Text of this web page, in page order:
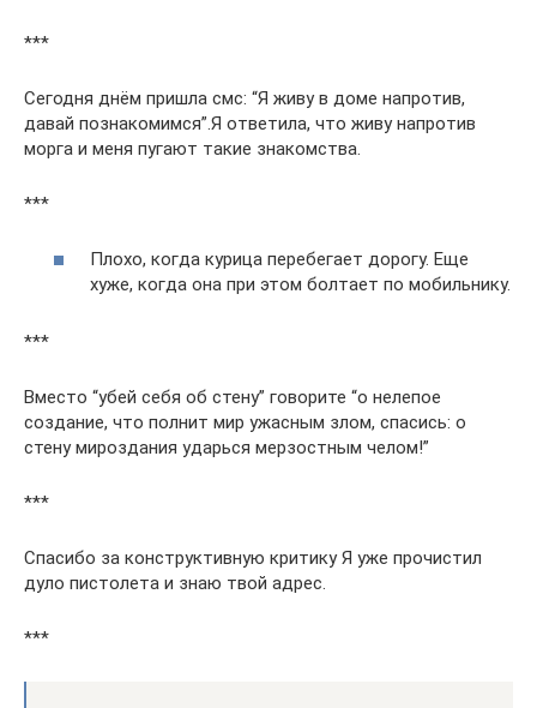
***
Cегодня днём пришла смс: “Я живу в доме напротив,
давай познакомимся”.Я ответила, что живу напротив
морга и меня пугают такие знакомства.
***
Плохо, когда курица перебегает дорогу. Еще
хуже, когда она при этом болтает по мобильнику.
***
Вместо “убей себя об стену” говорите “о нелепое
создание, что полнит мир ужасным злом, спасись: о
стену мироздания ударься мерзостным челом!”
***
Спасибо за конструктивную критику Я уже прочистил
дуло пистолета и знаю твой адрес.
***